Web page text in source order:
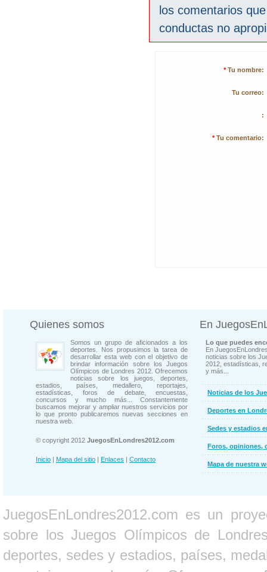
los comentarios
conductas no
* Tu nombre:
Tu correo:
:
* Tu comentario:
Quienes somos
Somos un grupo de aficionados a los
deportes. Nos propusimos la tarea de
desarrollar esta web con el objetivo de
brindar información sobre los Juegos
Olímpicos de Londres 2012. Ofrecemos
noticias sobre los juegos, deportes,
estadios, países, medallero, reportajes,
estadísticas, foros de debate, encuestas,
concursos y mucho más... Constantemente
buscamos mejorar y ampliar nuestros servicios por
lo que pronto publicaremos nuevas secciones en
nuestra web.
© copyright 2012 JuegosEnLondres2012.com
Inicio | Mapa del sitio | Enlaces | Contacto
En
Lo que puedes
En
noticias sobre los
2012, estadísticas,
y más...
Noticias de los
Deportes en
Sedes y estadios
Foros, opiniones,
Mapa de nuestra
JuegosEnLondres2012.com es un
sobre los Juegos Olímpicos de
deportes, sedes y estadios, países,